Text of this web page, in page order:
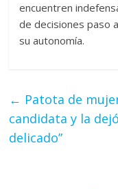
encuentren
de decisiones paso
su autonomía.
← Patota de
candidata y la
delicado”